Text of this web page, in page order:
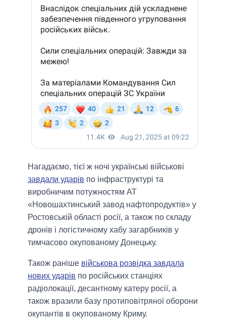
Нагадаємо, тiєї ж ночi українські військові
завдали ударів по інфраструктурі та
виробничим потужностям АТ
«Новошахтинський завод нафтопродуктів» у
Ростовській області росії, а також по складу
дронів і логістичному хабу загарбників у
тимчасово окупованому Донецьку.
Також ранiше військова розвідка завдала
нових ударів по російських станціях
радіолокації, десантному катеру росії, а
також вразили базу протиповітряної оборони
окупантів в окупованому Криму.